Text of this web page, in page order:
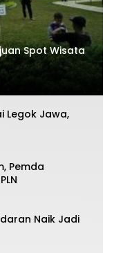
Spot Wisata
Legok Jawa,
Pemda
Naik Jadi